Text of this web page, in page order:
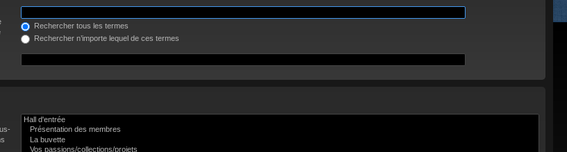
Rechercher tous les termes
Rechercher n’importe lequel de ces termes